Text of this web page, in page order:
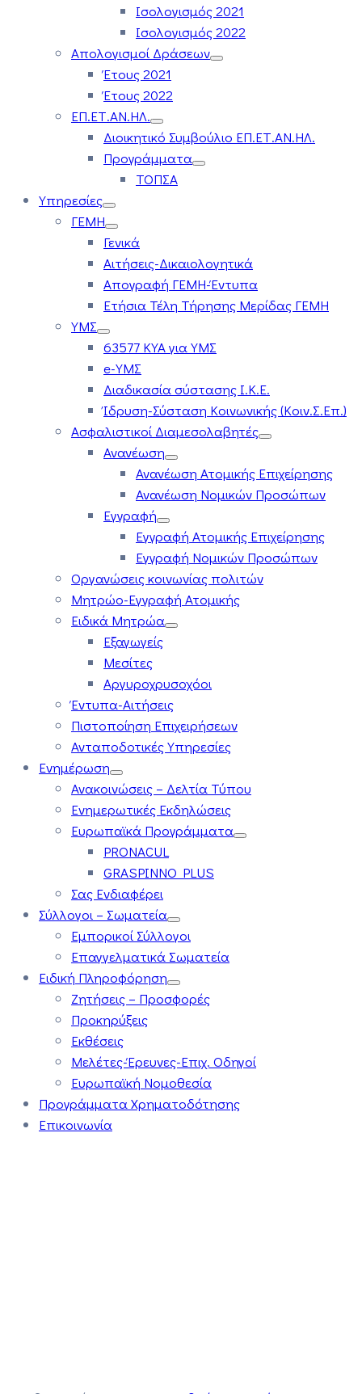
Ισολογισμός 2021
Ισολογισμός 2022
Απολογισμοί Δράσεων
Έτους 2021
Έτους 2022
ΕΠ.ΕΤ.ΑΝ.ΗΛ.
Διοικητικό Συμβούλιο ΕΠ.ΕΤ.ΑΝ.ΗΛ.
Προγράμματα
ΤΟΠΣΑ
Υπηρεσίες
ΓΕΜΗ
Γενικά
Αιτήσεις-Δικαιολογητικά
Απογραφή ΓΕΜΗ-Έντυπα
Ετήσια Τέλη Τήρησης Μερίδας ΓΕΜΗ
ΥΜΣ
63577 ΚΥΑ για ΥΜΣ
e-ΥΜΣ
Διαδικασία σύστασης Ι.Κ.Ε.
Ίδρυση-Σύσταση Κοινωνικής (Κοιν.Σ.Επ.)
Ασφαλιστικοί Διαμεσολαβητές
Ανανέωση
Ανανέωση Ατομικής Επιχείρησης
Ανανέωση Νομικών Προσώπων
Εγγραφή
Εγγραφή Ατομικής Επιχείρησης
Εγγραφή Νομικών Προσώπων
Οργανώσεις κοινωνίας πολιτών
Μητρώο-Εγγραφή Ατομικής
Ειδικά Μητρώα
Εξαγωγείς
Μεσίτες
Αργυροχρυσοχόοι
Έντυπα-Αιτήσεις
Πιστοποίηση Επιχειρήσεων
Ανταποδοτικές Υπηρεσίες
Ενημέρωση
Ανακοινώσεις – Δελτία Τύπου
Ενημερωτικές Εκδηλώσεις
Ευρωπαϊκά Προγράμματα
PRONACUL
GRASPINNO PLUS
Σας Ενδιαφέρει
Σύλλογοι – Σωματεία
Εμπορικοί Σύλλογοι
Επαγγελματικά Σωματεία
Ειδική Πληροφόρηση
Ζητήσεις – Προσφορές
Προκηρύξεις
Εκθέσεις
Μελέτες-Έρευνες-Επιχ. Οδηγοί
Ευρωπαϊκή Νομοθεσία
Προγράμματα Χρηματοδότησης
Επικοινωνία